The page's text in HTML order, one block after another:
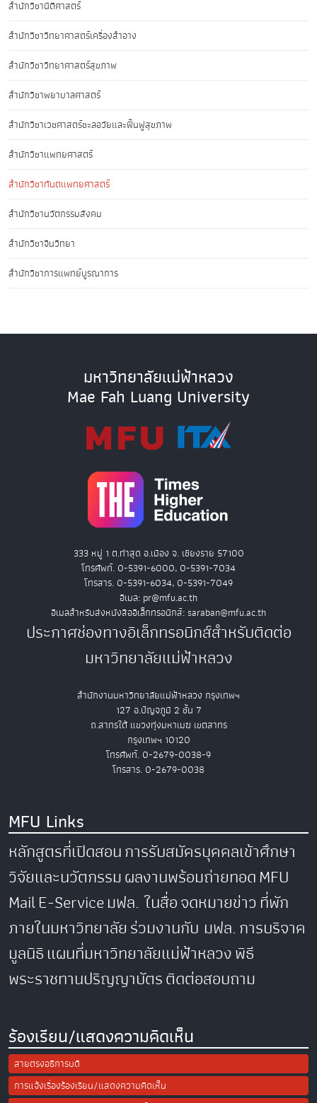
สำนักวิชานิติศาสตร์
สำนักวิชาวิทยาศาสตร์เครื่องสำอาง
สำนักวิชาวิทยาศาสตร์สุขภาพ
สำนักวิชาพยาบาลศาสตร์
สำนักวิชาเวชศาสตร์ชะลอวัยและฟื้นฟูสุขภาพ
สำนักวิชาแพทยศาสตร์
สำนักวิชาทันตแพทยศาสตร์
สำนักวิชานวัตกรรมสังคม
สำนักวิชาจีนวิทยา
สำนักวิชาการแพทย์บูรณาการ
มหาวิทยาลัยแม่ฟ้าหลวง
Mae Fah Luang University
333 หมู่ 1 ต.ท่าสุด อ.เมือง จ. เชียงราย 57100
โทรศัพท์. 0-5391-6000, 0-5391-7034
โทรสาร. 0-5391-6034, 0-5391-7049
อีเมล: pr@mfu.ac.th
อีเมลสำหรับส่งหนังสืออิเล็กทรอนิกส์: saraban@mfu.ac.th
ประกาศช่องทางอิเล็กทรอนิกส์สำหรับติดต่อ
มหาวิทยาลัยแม่ฟ้าหลวง
สำนักงานมหาวิทยาลัยแม่ฟ้าหลวง กรุงเทพฯ
127 อ.ปัญจภูมิ 2 ชั้น 7
ถ.สาทรใต้ แขวงทุ่งมหาเมฆ เขตสาทร
กรุงเทพฯ 10120
โทรศัพท์. 0-2679-0038-9
โทรสาร. 0-2679-0038
MFU Links
หลักสูตรที่เปิดสอนการรับสมัครบุคคลเข้าศึกษา
วิจัยและนวัตกรรมผลงานพร้อมถ่ายทอดMFU
MailE-Serviceมฟล. ในสื่อจดหมายข่าวที่พัก
ภายในมหาวิทยาลัยร่วมงานกับ มฟล.การบริจาค
มูลนิธิแผนที่มหาวิทยาลัยแม่ฟ้าหลวงพิธี
พระราชทานปริญญาบัตรติดต่อสอบถาม
ร้องเรียน/แสดงความคิดเห็น
สายตรงอธิการบดี
การแจ้งเรื่องร้องเรียน/แสดงความคิดเห็น